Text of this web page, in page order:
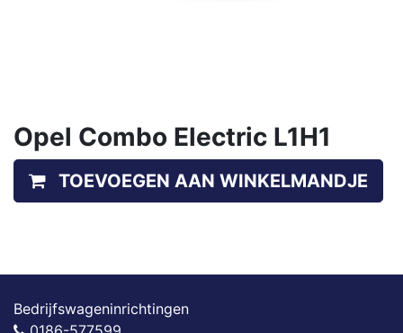
Opel Combo Electric L1H1
TOEVOEGEN AAN WINKELMANDJE
Bedrijfswageninrichtingen